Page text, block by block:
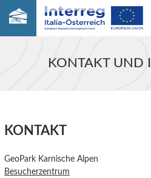
KONTAKT UND
KONTAKT
GeoPark Karnische Alpen
Besucherzentrum